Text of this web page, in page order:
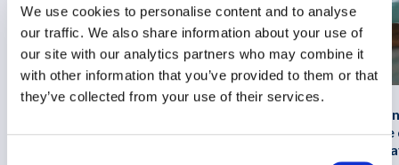
We use cookies to personalise content and to analyse
our traffic. We also share information about your use of
our site with our analytics partners who may combine it
with other information that you’ve provided to them or that
they’ve collected from your use of their services.
Ouvrir la voie à
santé mentale